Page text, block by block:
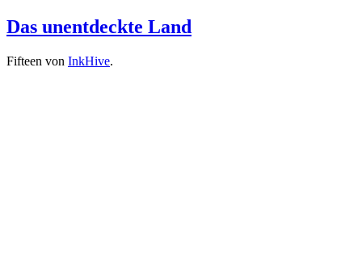
Das unentdeckte Land
Fifteen von InkHive.